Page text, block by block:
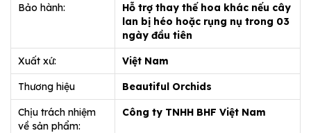
Bảo hành:
Hỗ trợ thay thế hoa khác nếu cây
lan bị héo hoặc rụng nụ trong 03
ngày đầu tiên
Xuất xứ: Việt Nam
Thương hiệu Beautiful Orchids
Chịu trách nhiệm
về sản phẩm:
Công ty TNHH BHF Việt Nam